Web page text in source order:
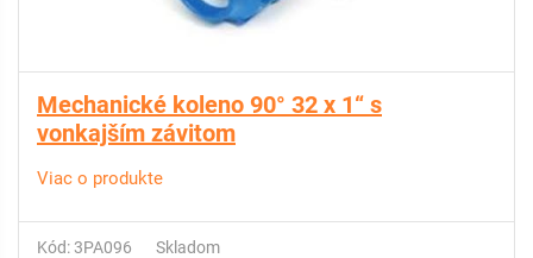
Mechanické koleno 90° 32 x 1“ s
vonkajším závitom
Viac o produkte
Kód: 3PA096 Skladom